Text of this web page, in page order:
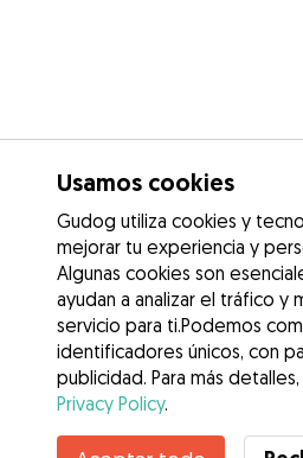
Contacta con
Usamos cookies
Gudog utiliza cookies y
mejorar tu experiencia y
Algunas cookies son
ayudan a analizar el tráfico y
servicio para ti.Podemos
identificadores únicos, con
publicidad. Para más
Privacy Policy.